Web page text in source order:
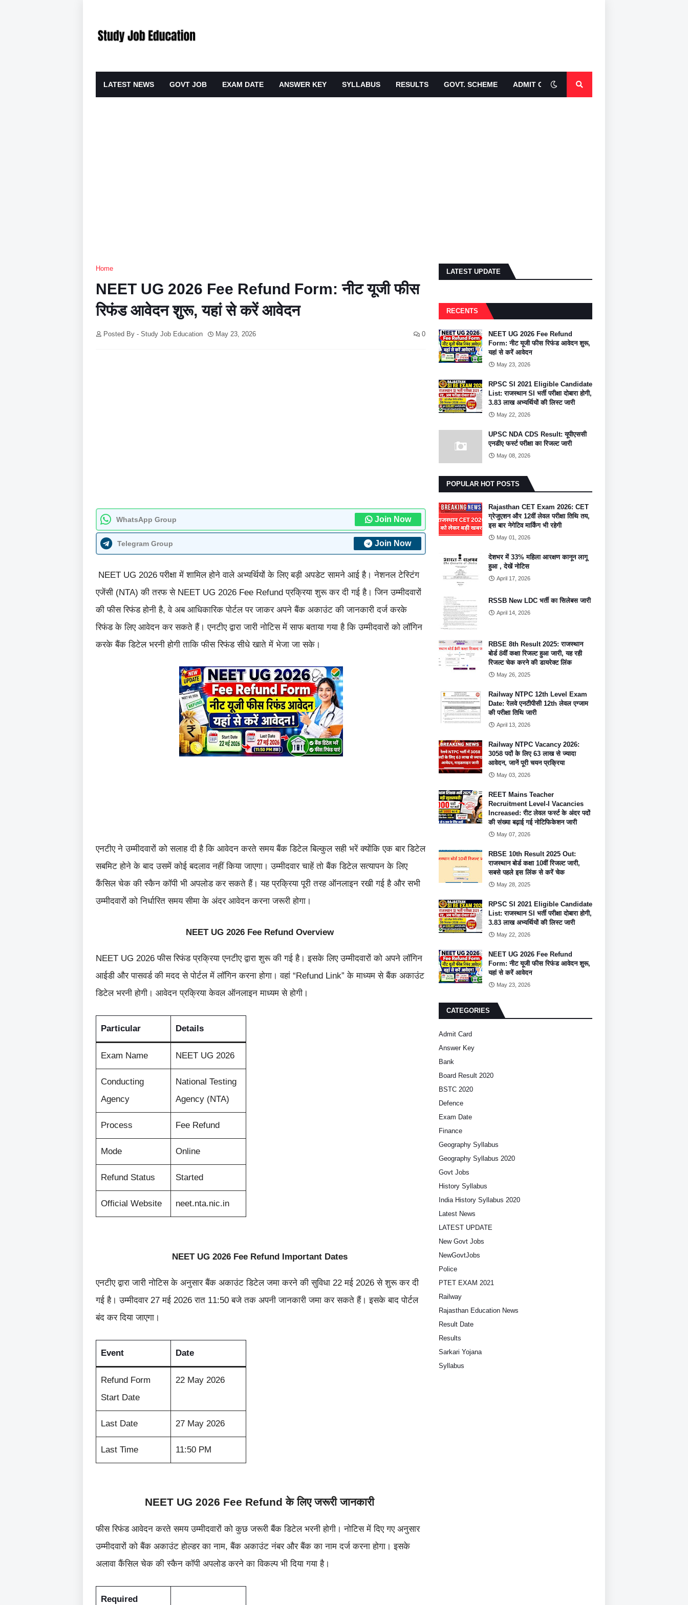
LATEST NEWS GOVT JOB EXAM DATE ANSWER KEY SYLLABUS RESULTS GOVT. SCHEME ADMIT CARDS
Home
NEET UG 2026 Fee Refund Form: नीट यूजी फीस
रिफंड आवेदन शुरू, यहां से करें आवेदन
Posted By - Study Job Education May 23, 2026 0
WhatsApp Group Join Now
Telegram Group Join Now
NEET UG 2026 परीक्षा में शामिल होने वाले अभ्यर्थियों के लिए बड़ी अपडेट सामने आई है। नेशनल टेस्टिंग
एजेंसी (NTA) की तरफ से NEET UG 2026 Fee Refund प्रक्रिया शुरू कर दी गई है। जिन उम्मीदवारों
की फीस रिफंड होनी है, वे अब आधिकारिक पोर्टल पर जाकर अपने बैंक अकाउंट की जानकारी दर्ज करके
रिफंड के लिए आवेदन कर सकते हैं। एनटीए द्वारा जारी नोटिस में साफ बताया गया है कि उम्मीदवारों को लॉगिन
करके बैंक डिटेल भरनी होगी ताकि फीस रिफंड सीधे खाते में भेजा जा सके।
एनटीए ने उम्मीदवारों को सलाह दी है कि आवेदन करते समय बैंक डिटेल बिल्कुल सही भरें क्योंकि एक बार डिटेल
सबमिट होने के बाद उसमें कोई बदलाव नहीं किया जाएगा। उम्मीदवार चाहें तो बैंक डिटेल सत्यापन के लिए
कैंसिल चेक की स्कैन कॉपी भी अपलोड कर सकते हैं। यह प्रक्रिया पूरी तरह ऑनलाइन रखी गई है और सभी
उम्मीदवारों को निर्धारित समय सीमा के अंदर आवेदन करना जरूरी होगा।
NEET UG 2026 Fee Refund Overview
NEET UG 2026 फीस रिफंड प्रक्रिया एनटीए द्वारा शुरू की गई है। इसके लिए उम्मीदवारों को अपने लॉगिन
आईडी और पासवर्ड की मदद से पोर्टल में लॉगिन करना होगा। वहां “Refund Link” के माध्यम से बैंक अकाउंट
डिटेल भरनी होगी। आवेदन प्रक्रिया केवल ऑनलाइन माध्यम से होगी।
Particular Details
Exam Name NEET UG 2026
Conducting
Agency
National Testing
Agency (NTA)
Process Fee Refund
Mode Online
Refund Status Started
Official Website neet.nta.nic.in
NEET UG 2026 Fee Refund Important Dates
एनटीए द्वारा जारी नोटिस के अनुसार बैंक अकाउंट डिटेल जमा करने की सुविधा 22 मई 2026 से शुरू कर दी
गई है। उम्मीदवार 27 मई 2026 रात 11:50 बजे तक अपनी जानकारी जमा कर सकते हैं। इसके बाद पोर्टल
बंद कर दिया जाएगा।
Event Date
Refund Form
Start Date
22 May 2026
Last Date 27 May 2026
Last Time 11:50 PM
NEET UG 2026 Fee Refund के लिए जरूरी जानकारी
फीस रिफंड आवेदन करते समय उम्मीदवारों को कुछ जरूरी बैंक डिटेल भरनी होगी। नोटिस में दिए गए अनुसार
उम्मीदवारों को बैंक अकाउंट होल्डर का नाम, बैंक अकाउंट नंबर और बैंक का नाम दर्ज करना होगा। इसके
अलावा कैंसिल चेक की स्कैन कॉपी अपलोड करने का विकल्प भी दिया गया है।
Required
LATEST UPDATE
RECENTS
NEET UG 2026 Fee Refund
Form: नीट यूजी फीस रिफंड आवेदन शुरू,
यहां से करें आवेदन
May 23, 2026
RPSC SI 2021 Eligible Candidate
List: राजस्थान SI भर्ती परीक्षा दोबारा होगी,
3.83 लाख अभ्यर्थियों की लिस्ट जारी
May 22, 2026
UPSC NDA CDS Result: यूपीएससी
एनडीए फर्स्ट परीक्षा का रिजल्ट जारी
May 08, 2026
POPULAR HOT POSTS
Rajasthan CET Exam 2026: CET
ग्रेजुएशन और 12वीं लेवल परीक्षा तिथि तय,
इस बार नेगेटिव मार्किंग भी रहेगी
May 01, 2026
देशभर में 33% महिला आरक्षण कानून लागू
हुआ , देखें नोटिस
April 17, 2026
RSSB New LDC भर्ती का सिलेबस जारी
April 14, 2026
RBSE 8th Result 2025: राजस्थान
बोर्ड 8वीं कक्षा रिजल्ट हुआ जारी, यह रही
रिजल्ट चेक करने की डायरेक्ट लिंक
May 26, 2025
Railway NTPC 12th Level Exam
Date: रेलवे एनटीपीसी 12th लेवल एग्जाम
की परीक्षा तिथि जारी
April 13, 2026
Railway NTPC Vacancy 2026:
3058 पदों के लिए 63 लाख से ज्यादा
आवेदन, जानें पूरी चयन प्रक्रिया
May 03, 2026
REET Mains Teacher
Recruitment Level-I Vacancies
Increased: रीट लेवल फर्स्ट के अंदर पदों
की संख्या बढ़ाई गई नोटिफिकेशन जारी
May 07, 2026
RBSE 10th Result 2025 Out:
राजस्थान बोर्ड कक्षा 10वीं रिजल्ट जारी,
सबसे पहले इस लिंक से करें चेक
May 28, 2025
RPSC SI 2021 Eligible Candidate
List: राजस्थान SI भर्ती परीक्षा दोबारा होगी,
3.83 लाख अभ्यर्थियों की लिस्ट जारी
May 22, 2026
NEET UG 2026 Fee Refund
Form: नीट यूजी फीस रिफंड आवेदन शुरू,
यहां से करें आवेदन
May 23, 2026
CATEGORIES
Admit Card
Answer Key
Bank
Board Result 2020
BSTC 2020
Defence
Exam Date
Finance
Geography Syllabus
Geography Syllabus 2020
Govt Jobs
History Syllabus
India History Syllabus 2020
Latest News
LATEST UPDATE
New Govt Jobs
NewGovtJobs
Police
PTET EXAM 2021
Railway
Rajasthan Education News
Result Date
Results
Sarkari Yojana
Syllabus